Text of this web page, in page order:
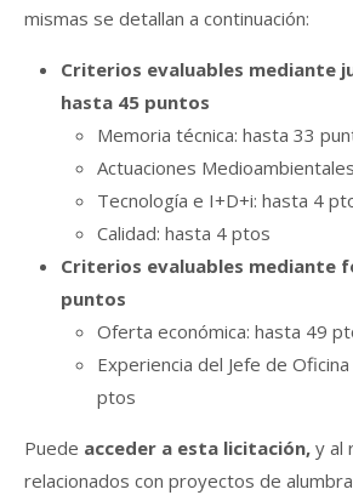
mismas se detallan a continuación:
Criterios evaluables mediante
hasta 45 puntos
Memoria técnica: hasta 33
Actuaciones
Tecnología e I+D+i: hasta 4
Calidad: hasta 4 ptos
Criterios evaluables mediante
puntos
Oferta económica: hasta 49
Experiencia del Jefe de
ptos
Puede acceder a esta licitación, y al
relacionados con proyectos de